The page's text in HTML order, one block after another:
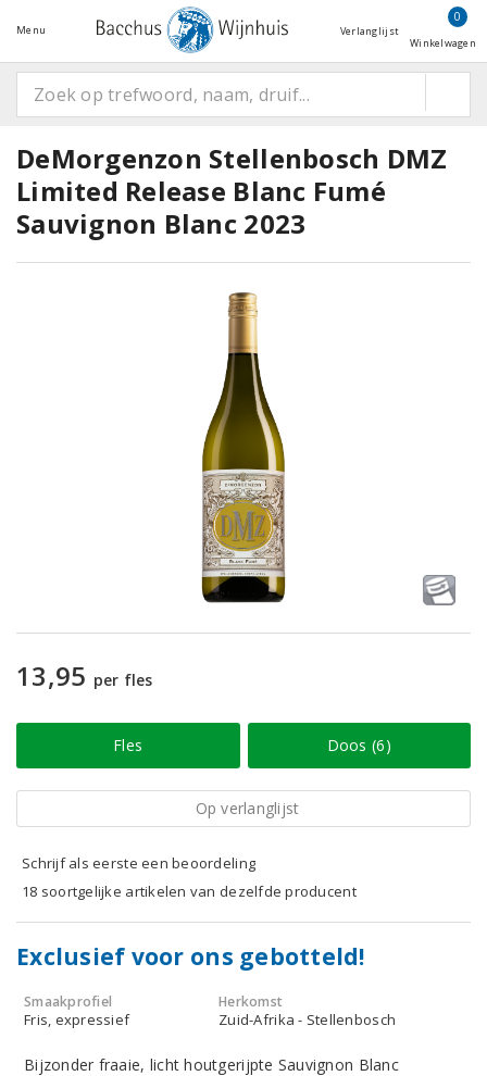
Menu Verlanglijst
0
Winkelwagen
DeMorgenzon Stellenbosch DMZ
Limited Release Blanc Fumé
Sauvignon Blanc 2023
13,95 per fles
Fles Doos (6)
Op verlanglijst
Schrijf als eerste een beoordeling
18 soortgelijke artikelen van dezelfde producent
Exclusief voor ons gebotteld!
Smaakprofiel
Fris, expressief
Herkomst
Zuid-Afrika - Stellenbosch
Bijzonder fraaie, licht houtgerijpte Sauvignon Blanc